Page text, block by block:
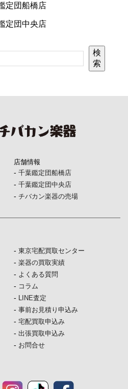
定団船橋店
定団中央店
検
索
店舗情報
- 千葉鑑定団船橋店
- 千葉鑑定団中央店
- チバカン楽器の売場
- 東京宅配買取センター
- 楽器の買取実績
- よくある質問
- コラム
- LINE査定
- 事前お見積り申込み
- 宅配買取申込み
- 出張買取申込み
- お問合せ